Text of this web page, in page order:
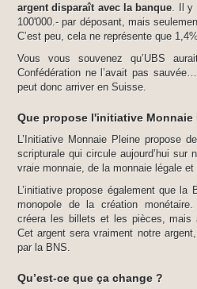
argent disparaît avec la banque. Il y
100'000.- par déposant, mais
C’est peu, cela ne représente que
Vous vous souvenez qu’UBS
Confédération ne l’avait pas
peut donc arriver en Suisse.
Que propose l'initiative Monnaie
L’Initiative Monnaie Pleine propose
scripturale qui circule aujourd’hui sur
vraie monnaie, de la monnaie légale
L’initiative propose également que
monopole de la création
créera les billets et les pièces, mais
Cet argent sera vraiment notre
par la BNS.
Qu’est-ce que ça change ?